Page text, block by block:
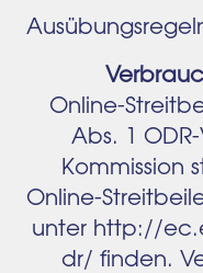
Online-
Abs. 1
Kommission
Online-
unter http://
dr/ finden.